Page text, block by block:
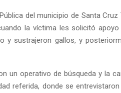
del municipio de Santa Cruz
la víctima les solicitó
y sustrajeron gallos, y
un operativo de búsqueda y la
referida, donde se